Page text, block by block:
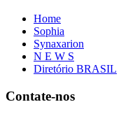
Home
Sophia
Synaxarion
N E W S
Diretório BRASIL
Contate-nos